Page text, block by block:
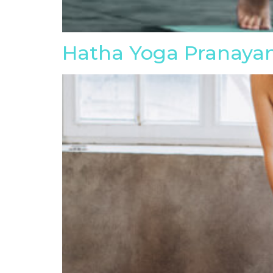
Hatha Yoga